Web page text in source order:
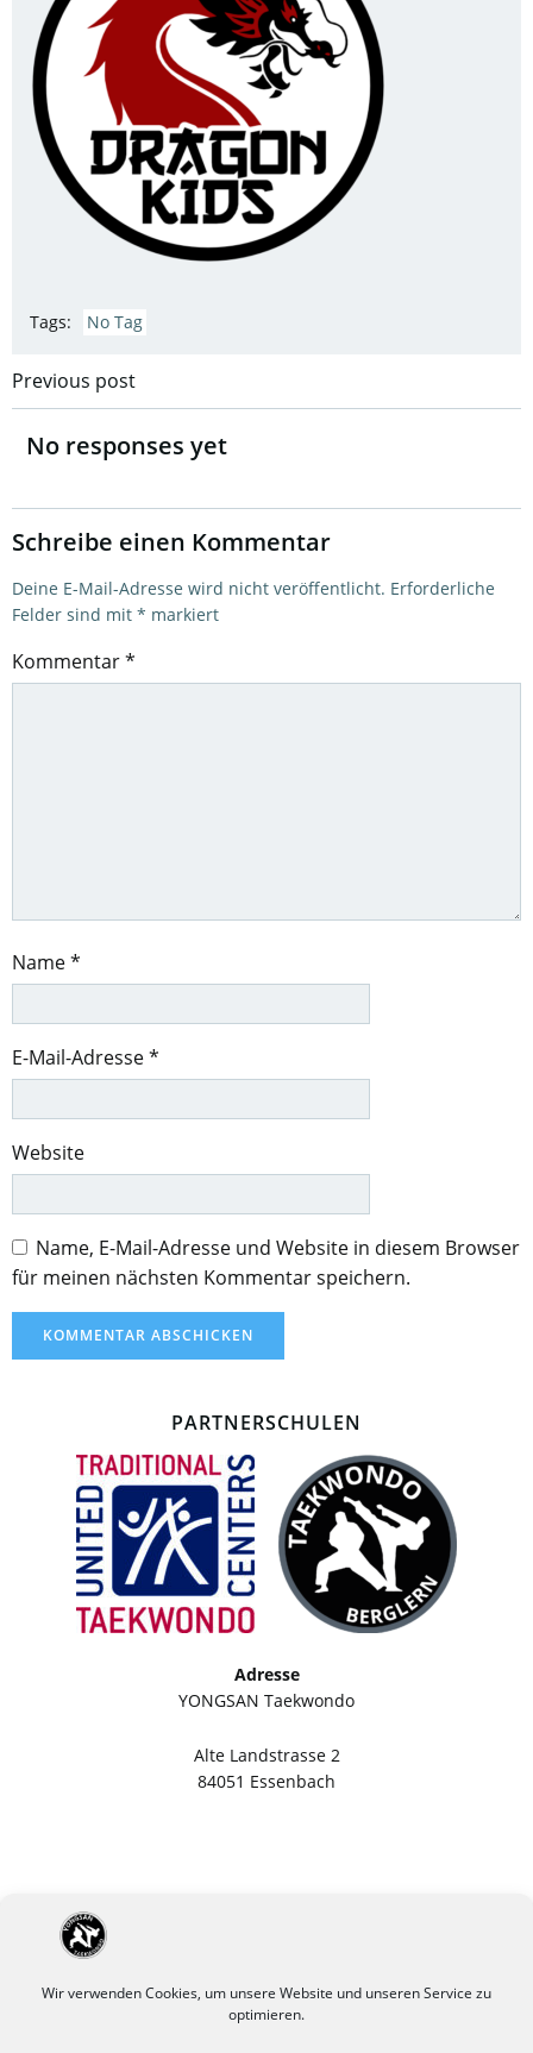
Wir verwenden Cookies, um unsere Website und unseren Service zu
optimieren.
Tags: No Tag
Post
navigation
Previous post
No responses yet
Schreibe einen Kommentar
Deine E-Mail-Adresse wird nicht veröffentlicht. Erforderliche
Felder sind mit * markiert
Kommentar*
Name*
E-Mail-Adresse*
Website
Name, E-Mail-Adresse und Website in diesem Browser
für meinen nächsten Kommentar speichern.
PARTNERSCHULEN
Adresse
YONGSAN Taekwondo
Alte Landstrasse 2
84051 Essenbach